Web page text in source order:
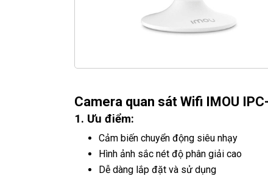
Camera quan sát Wifi IMOU
1. Ưu điểm:
Cảm biến chuyển động siêu nhạy
Hình ảnh sắc nét độ phân giải cao
Dễ dàng lắp đặt và sử dụng